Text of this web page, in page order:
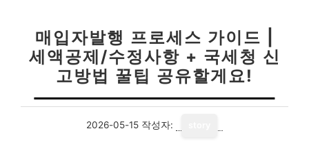
매입자발행 프로세스 가이드 |
세액공제/수정사항 + 국세청 신
고방법 꿀팁 공유할게요!
2026-05-15 작성자: